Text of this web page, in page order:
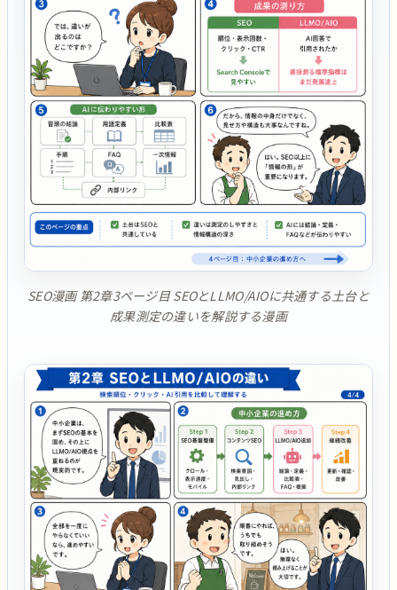
SEO漫画 第2章3ページ目 SEOとLLMO/AIOに共通する土台と
成果測定の違いを解説する漫画